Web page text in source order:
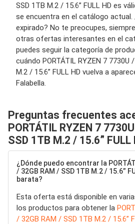
SSD 1TB M.2 / 15.6” FULL HD es
se encuentra en el catálogo
expirado? No te preocupes,
otras ofertas interesantes en el
puedes seguir la categoría de
cuándo PORTÁTIL RYZEN 7 7730U
M.2 / 15.6” FULL HD vuelva a
Falabella.
Preguntas frecuentes
PORTÁTIL RYZEN 7
SSD 1TB M.2 / 15.6” FULL
¿Dónde puedo encontrar la
/ 32GB RAM / SSD 1TB M.2 / 15.6”
barata?
Esta oferta está disponible en
los productos para obtener la
/ 32GB RAM / SSD 1TB M.2 / 15.6”